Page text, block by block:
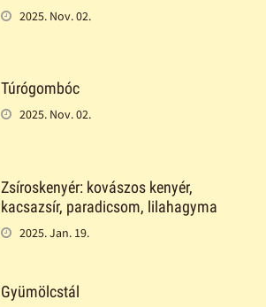
2025. Nov. 02.
Túrógombóc
2025. Nov. 02.
Zsíroskenyér: kovászos kenyér,
kacsazsír, paradicsom, lilahagyma
2025. Jan. 19.
Gyümölcstál